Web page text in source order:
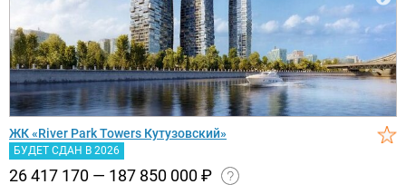
ЖК «River Park Towers Кутузовский»
БУДЕТ СДАН В 2026
26 417 170 — 187 850 000₽